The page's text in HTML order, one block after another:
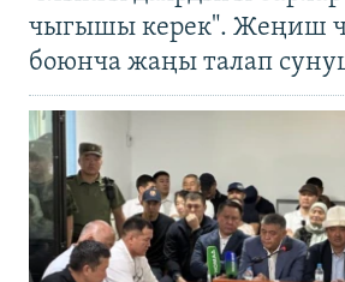
чыгышы керек". Жеңиш
боюнча жаңы талап